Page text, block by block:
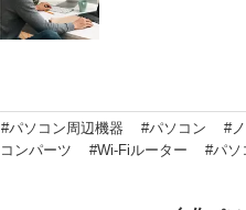
#パソコン周辺機器 #パソコン #
コンパーツ
#Wi-Fiルーター #パソ